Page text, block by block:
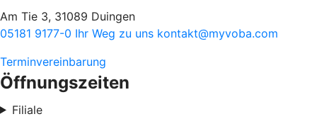
Am Tie 3, 31089 Duingen
05181 9177-0 Ihr Weg zu uns kontakt@myvoba.com
Terminvereinbarung
Öffnungszeiten
Filiale